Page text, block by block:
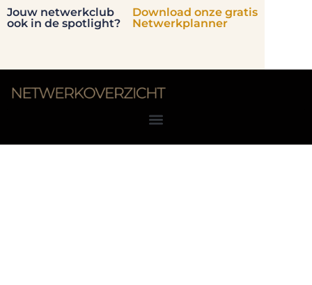
Jouw netwerkclub
ook in de spotlight?
Download onze gratis
Netwerkplanner